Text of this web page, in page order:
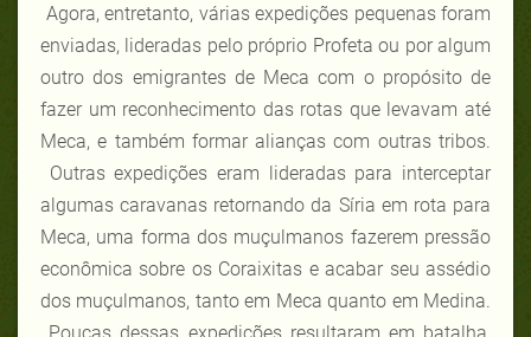
Agora, entretanto, várias expedições pequenas foram
enviadas, lideradas pelo próprio Profeta ou por algum
outro dos emigrantes de Meca com o propósito de
fazer um reconhecimento das rotas que levavam até
Meca, e também formar alianças com outras tribos.
Outras expedições eram lideradas para interceptar
algumas caravanas retornando da Síria em rota para
Meca, uma forma dos muçulmanos fazerem pressão
econômica sobre os Coraixitas e acabar seu assédio
dos muçulmanos, tanto em Meca quanto em Medina.
Poucas dessas expedições resultaram em batalha,